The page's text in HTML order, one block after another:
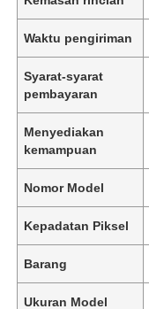
Waktu pengiriman
Syarat-syarat
pembayaran
Menyediakan
kemampuan
Nomor Model
Kepadatan Piksel
Barang
Ukuran Model